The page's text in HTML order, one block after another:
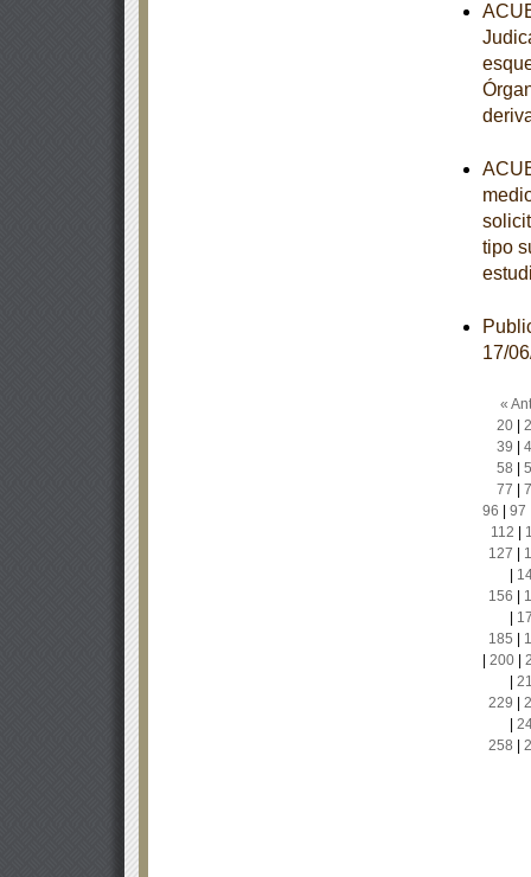
tipo
17/
«
20|
39
58
77
96
97
112
127
156
185
200|
229
258